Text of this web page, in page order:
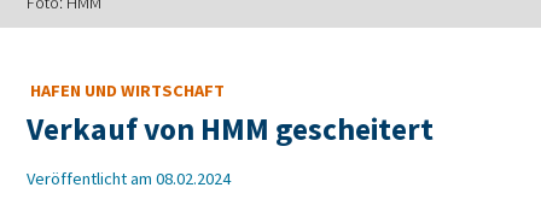
HAFEN UND WIRTSCHAFT
Verkauf von HMM gescheitert
Veröffentlicht am 08.02.2024